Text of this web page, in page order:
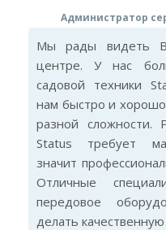
Администратор
Мы рады видеть
центре. У нас
садовой техники
нам быстро и
разной сложности.
Status требует
значит
Отличные
передовое
делать